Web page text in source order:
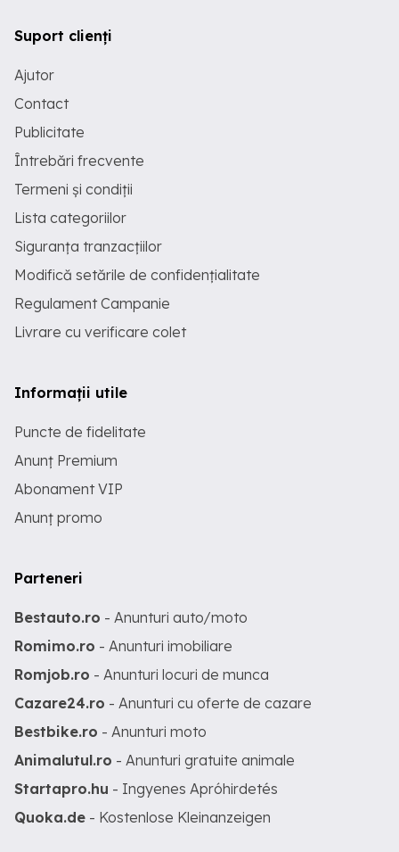
Suport clienți
Ajutor
Contact
Publicitate
Întrebări frecvente
Termeni și condiții
Lista categoriilor
Siguranța tranzacțiilor
Modifică setările de confidențialitate
Regulament Campanie
Livrare cu verificare colet
Informații utile
Puncte de fidelitate
Anunț Premium
Abonament VIP
Anunț promo
Parteneri
Bestauto.ro - Anunturi auto/moto
Romimo.ro - Anunturi imobiliare
Romjob.ro - Anunturi locuri de munca
Cazare24.ro - Anunturi cu oferte de cazare
Bestbike.ro - Anunturi moto
Animalutul.ro - Anunturi gratuite animale
Startapro.hu - Ingyenes Apróhirdetés
Quoka.de - Kostenlose Kleinanzeigen